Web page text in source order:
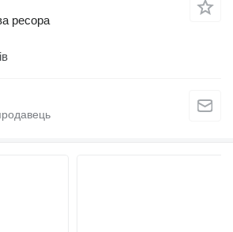
ресора